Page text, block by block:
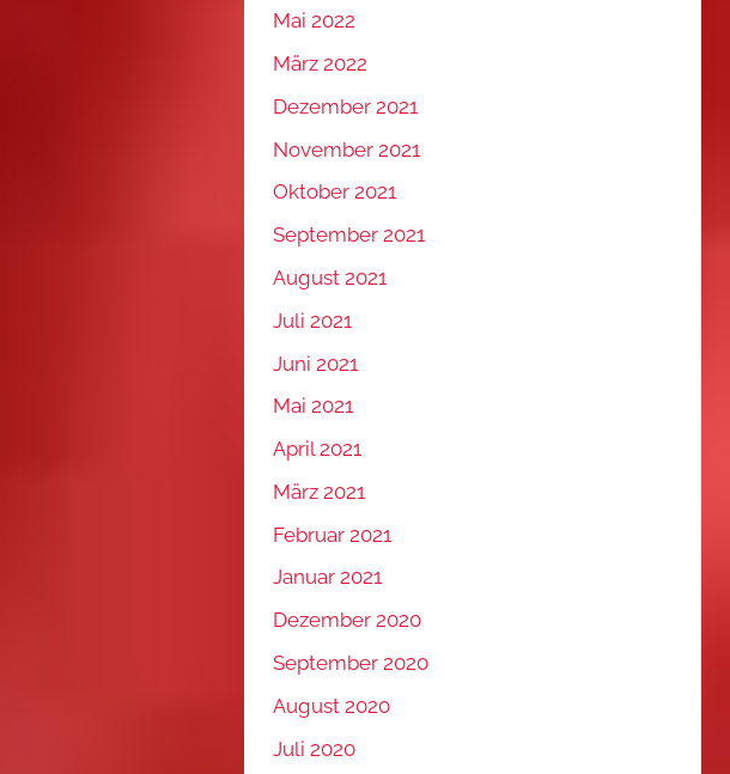
Mai 2022
März 2022
Dezember 2021
November 2021
Oktober 2021
September 2021
August 2021
Juli 2021
Juni 2021
Mai 2021
April 2021
März 2021
Februar 2021
Januar 2021
Dezember 2020
September 2020
August 2020
Juli 2020